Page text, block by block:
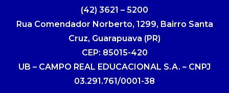
(42) 3621 – 5200
Rua Comendador Norberto, 1299, Bairro Santa
Cruz, Guarapuava (PR)
CEP: 85015-420
UB – CAMPO REAL EDUCACIONAL S.A. – CNPJ
03.291.761/0001-38